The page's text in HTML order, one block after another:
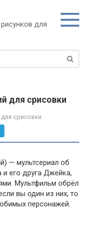
для
для срисовки
срисовки
— мультсериал об
его друга Джейка,
Мультфильм обрёл
вы один из них, то
персонажей.